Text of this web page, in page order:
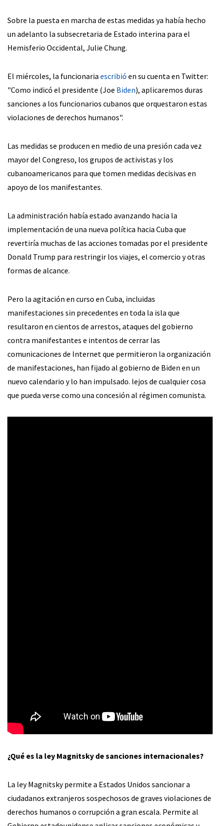
Sobre la puesta en marcha de estas medidas ya había hecho
un adelanto la subsecretaria de Estado interina para el
Hemisferio Occidental, Julie Chung.
El miércoles, la funcionaria escribió en su cuenta en Twitter:
"Como indicó el presidente (Joe Biden), aplicaremos duras
sanciones a los funcionarios cubanos que orquestaron estas
violaciones de derechos humanos".
Las medidas se producen en medio de una presión cada vez
mayor del Congreso, los grupos de activistas y los
cubanoamericanos para que tomen medidas decisivas en
apoyo de los manifestantes.
La administración había estado avanzando hacia la
implementación de una nueva política hacia Cuba que
revertiría muchas de las acciones tomadas por el presidente
Donald Trump para restringir los viajes, el comercio y otras
formas de alcance.
Pero la agitación en curso en Cuba, incluidas
manifestaciones sin precedentes en toda la isla que
resultaron en cientos de arrestos, ataques del gobierno
contra manifestantes e intentos de cerrar las
comunicaciones de Internet que permitieron la organización
de manifestaciones, han fijado al gobierno de Biden en un
nuevo calendario y lo han impulsado. lejos de cualquier cosa
que pueda verse como una concesión al régimen comunista.
¿Qué es la ley Magnitsky de sanciones internacionales?
La ley Magnitsky permite a Estados Unidos sancionar a
ciudadanos extranjeros sospechosos de graves violaciones de
derechos humanos o corrupción a gran escala. Permite al